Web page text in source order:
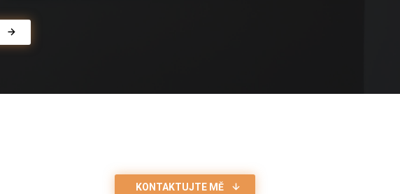
KONTAKTUJTE MĚ